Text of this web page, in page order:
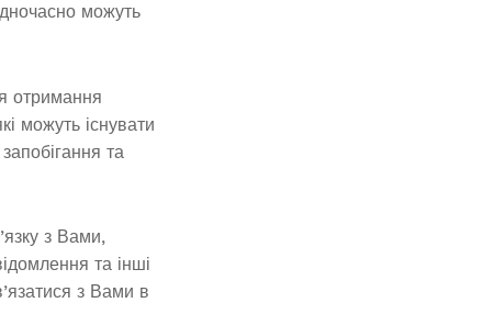
можуть
отримання
можуть існувати
та
з Вами,
та інші
з Вами в